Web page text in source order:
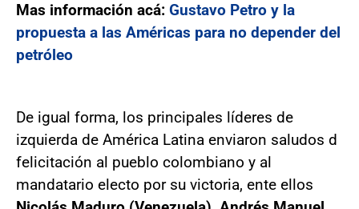
Mas información acá: Gustavo Petro y la
propuesta a las Américas para no depender del
petróleo
De igual forma, los principales líderes de
izquierda de América Latina enviaron saludos d
felicitación al pueblo colombiano y al
mandatario electo por su victoria, ente ellos